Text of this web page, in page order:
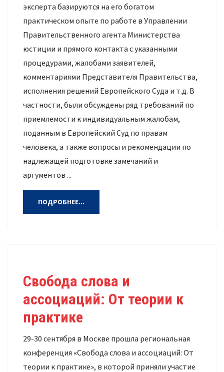
эксперта базируются на его богатом
практическом опыте по работе в Управлении
Правительственного агента Министерства
юстиции и прямого контакта с указанными
процедурами, жалобами заявителей,
комментариями Представителя Правительства,
исполнения решений Европейского Суда и т.д. В
частности, были обсуждены ряд требований по
приемлемости к индивидуальным жалобам,
поданным в Европейский Суд по правам
человека, а также вопросы и рекомендации по
надлежащей подготовке замечаний и
аргументов ...
ПОДРОБНЕЕ...
Свобода слова и
ассоциаций: От теории к
практике
29-30 сентября в Москве прошла региональная
конференция «Свобода слова и ассоциаций: От
теории к практике», в которой приняли участие